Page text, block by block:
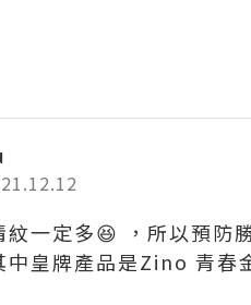
紋一定多😆 ，所以預防
皇牌產品是Zino 青春